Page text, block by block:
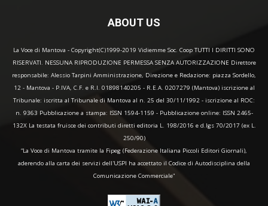
ABOUT US
La Voce di Mantova - Copyright(C)1999-2019 Vidiemme Soc. Coop TUTTI I DIRITTI SONO
RISERVATI. NESSUNA RIPRODUZIONE PERMESSA SENZA AUTORIZZAZIONE Direttore
responsabile: Alessio Tarpini Amministrazione, Direzione e Redazione: piazza Sordello,
12 - Mantova - P.IVA, C.F. e R.I. 01898140205 - R.E.A. 0207279 (Mantova) iscrizione al
Tribunale: iscritta al Tribunale di Mantova al n. 25 del 30/11/1992 - iscrizione al ROC:
n. 9363 Pubblicazione a stampa: ISSN 1594-1159 - Pubblicazione online: ISSN 2465-
132X La testata fruisce dei contributi diretti editoria L. 198/2016 e d.lgs 70/2017 (ex L.
250/90)
“La Voce di Mantova tramite la Fipeg (Federazione Italiana Piccoli Editori Giornali),
aderendo alla carta dei servizi dell'USPI ha accettato il Codice di Autodisciplina della
Comunicazione Commerciale"